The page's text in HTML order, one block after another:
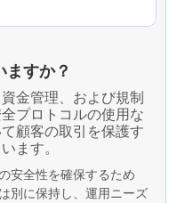
ますか？
金管理、および規制
プロトコルの使用な
顧客の取引を保護す
ます。
安全性を確保するため
別に保持し、運用ニーズ